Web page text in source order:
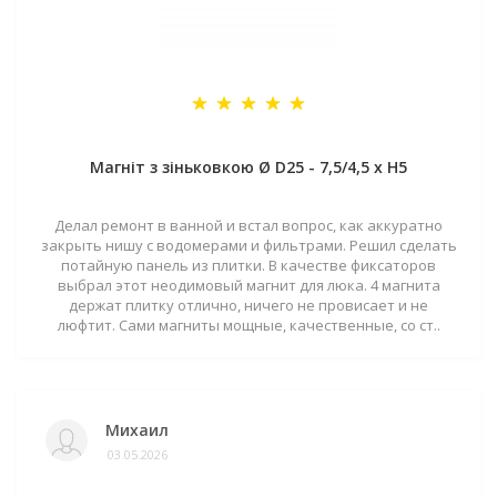
Магніт з зіньковкою Ø D25 - 7,5/4,5 х H5
Делал ремонт в ванной и встал вопрос, как аккуратно
закрыть нишу с водомерами и фильтрами. Решил сделать
потайную панель из плитки. В качестве фиксаторов
выбрал этот неодимовый магнит для люка. 4 магнита
держат плитку отлично, ничего не провисает и не
люфтит. Сами магниты мощные, качественные, со ст..
Михаил
03.05.2026